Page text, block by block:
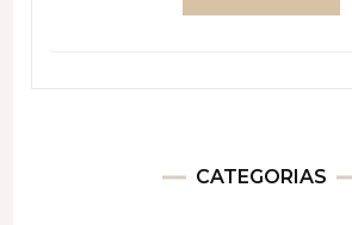
CATEGORIAS